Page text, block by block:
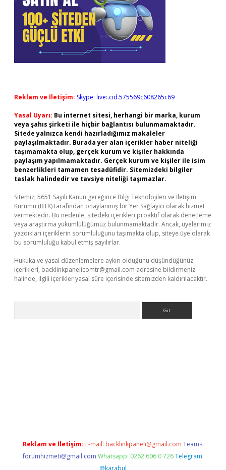
Reklam ve İletişim: Skype: live:.cid.575569c608265c69
Yasal Uyarı: Bu internet sitesi, herhangi bir marka, kurum
veya şahıs şirketi ile hiçbir bağlantısı bulunmamaktadır.
Sitede yalnızca kendi hazırladığımız makaleler
paylaşılmaktadır. Burada yer alan içerikler haber niteliği
taşımamakta olup, gerçek kurum ve kişiler hakkında
paylaşım yapılmamaktadır. Gerçek kurum ve kişiler ile isim
benzerlikleri tamamen tesadüfidir. Sitemizdeki bilgiler
taslak halindedir ve tavsiye niteliği taşımazlar.
Sitemiz, 5651 Sayılı Kanun gereğince Bilgi Teknolojileri ve İletişim
Kurumu (BTK) tarafından onaylanmış bir Yer Sağlayıcı olarak hizmet
vermektedir. Bu nedenle, sitedeki içerikleri proaktif olarak denetleme
veya araştırma yükümlülüğümüz bulunmamaktadır. Ancak, üyelerimiz
yazdıkları içeriklerin sorumluluğunu taşımakta olup, siteye üye olarak
bu sorumluluğu kabul etmiş sayılırlar.
Hukuka ve yasal düzenlemelere aykırı olduğunu düşündüğünüz
içerikleri, backlinkpanelicomtr@gmail.com adresine bildirmeniz
halinde, ilgili içerikler yasal süre içerisinde sitemizden kaldırılacaktır.
Reklam ve İletişim: E-mail: backlinkpaneli@gmail.com Teams:
forumhizmeti@gmail.com Whatsapp: 0262 606 0 726 Telegram:
@karabul